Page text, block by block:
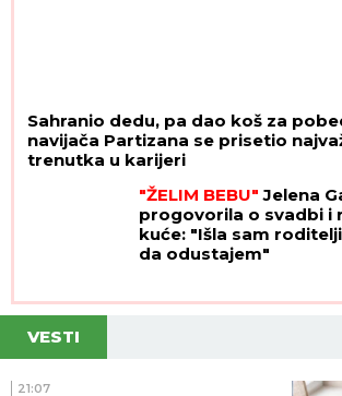
Sahranio dedu, pa dao koš za
navijača Partizana se prisetio
trenutka u karijeri
"ŽELIM BEBU" Jelena
progovorila o svadbi i
kuće: "Išla sam
da odustajem"
VESTI
21:07